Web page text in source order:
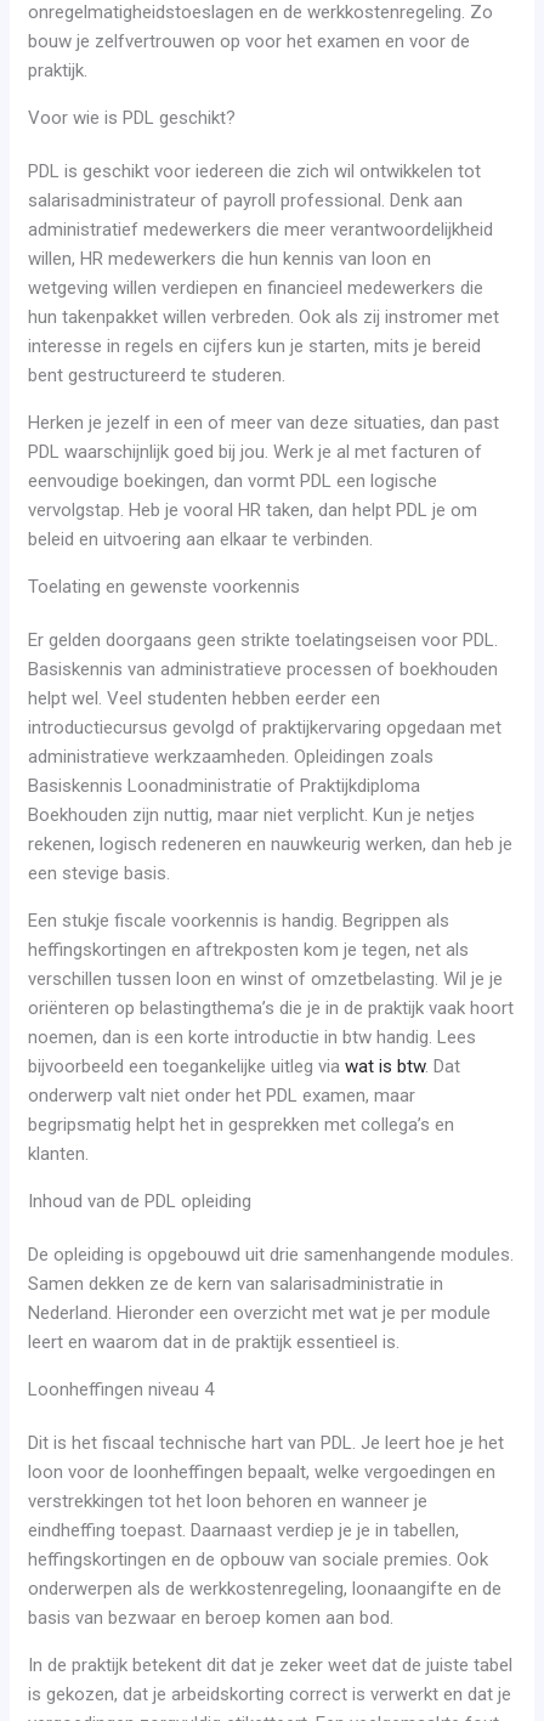
onregelmatigheidstoeslagen en de werkkostenregeling. Zo
bouw je zelfvertrouwen op voor het examen en voor de
praktijk.
Voor wie is PDL geschikt?
PDL is geschikt voor iedereen die zich wil ontwikkelen tot
salarisadministrateur of payroll professional. Denk aan
administratief medewerkers die meer verantwoordelijkheid
willen, HR medewerkers die hun kennis van loon en
wetgeving willen verdiepen en financieel medewerkers die
hun takenpakket willen verbreden. Ook als zij instromer met
interesse in regels en cijfers kun je starten, mits je bereid
bent gestructureerd te studeren.
Herken je jezelf in een of meer van deze situaties, dan past
PDL waarschijnlijk goed bij jou. Werk je al met facturen of
eenvoudige boekingen, dan vormt PDL een logische
vervolgstap. Heb je vooral HR taken, dan helpt PDL je om
beleid en uitvoering aan elkaar te verbinden.
Toelating en gewenste voorkennis
Er gelden doorgaans geen strikte toelatingseisen voor PDL.
Basiskennis van administratieve processen of boekhouden
helpt wel. Veel studenten hebben eerder een
introductiecursus gevolgd of praktijkervaring opgedaan met
administratieve werkzaamheden. Opleidingen zoals
Basiskennis Loonadministratie of Praktijkdiploma
Boekhouden zijn nuttig, maar niet verplicht. Kun je netjes
rekenen, logisch redeneren en nauwkeurig werken, dan heb je
een stevige basis.
Een stukje fiscale voorkennis is handig. Begrippen als
heffingskortingen en aftrekposten kom je tegen, net als
verschillen tussen loon en winst of omzetbelasting. Wil je je
oriënteren op belastingthema’s die je in de praktijk vaak hoort
noemen, dan is een korte introductie in btw handig. Lees
bijvoorbeeld een toegankelijke uitleg viawat is btw. Dat
onderwerp valt niet onder het PDL examen, maar
begripsmatig helpt het in gesprekken met collega’s en
klanten.
Inhoud van de PDL opleiding
De opleiding is opgebouwd uit drie samenhangende modules.
Samen dekken ze de kern van salarisadministratie in
Nederland. Hieronder een overzicht met wat je per module
leert en waarom dat in de praktijk essentieel is.
Loonheffingen niveau 4
Dit is het fiscaal technische hart van PDL. Je leert hoe je het
loon voor de loonheffingen bepaalt, welke vergoedingen en
verstrekkingen tot het loon behoren en wanneer je
eindheffing toepast. Daarnaast verdiep je je in tabellen,
heffingskortingen en de opbouw van sociale premies. Ook
onderwerpen als de werkkostenregeling, loonaangifte en de
basis van bezwaar en beroep komen aan bod.
In de praktijk betekent dit dat je zeker weet dat de juiste tabel
is gekozen, dat je arbeidskorting correct is verwerkt en dat je